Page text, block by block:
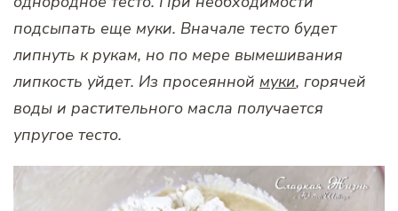
подсыпать еще муки. Вначале тесто будет
липнуть к рукам, но по мере вымешивания
липкость уйдет. Из просеянной муки, горячей
воды и растительного масла получается
упругое тесто.